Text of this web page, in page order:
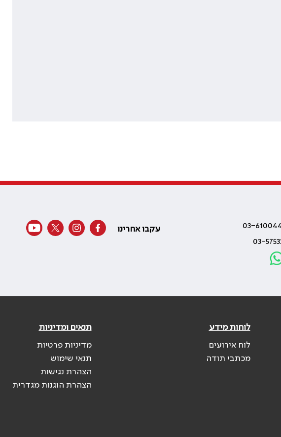
עקבו אחרינו
לוחות מידע
לוח אירועים
מכתבי תודה
תנאים ומדיניות
מדיניות פרטיות
תנאי שימוש
הצהרת נגישות
הצהרת הוגנות מגדרית